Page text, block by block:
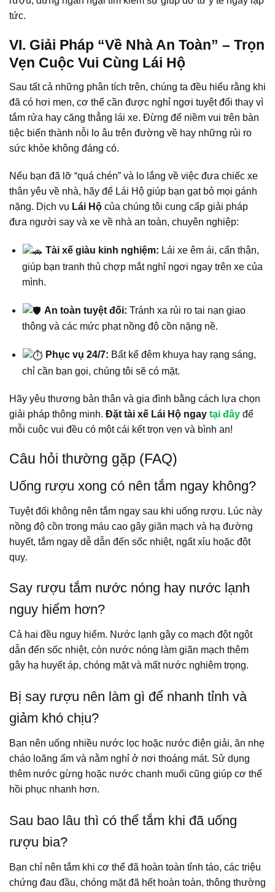
tức.
VI. Giải Pháp “Về Nhà An Toàn” – Trọn
Vẹn Cuộc Vui Cùng Lái Hộ
Sau tất cả những phân tích trên, chúng ta đều hiểu rằng khi
đã có hơi men, cơ thể cần được nghỉ ngơi tuyệt đối thay vì
tắm rửa hay căng thẳng lái xe. Đừng để niềm vui trên bàn
tiệc biến thành nỗi lo âu trên đường về hay những rủi ro
sức khỏe không đáng có.
Nếu bạn đã lỡ “quá chén” và lo lắng về việc đưa chiếc xe
thân yêu về nhà, hãy để Lái Hộ giúp bạn gạt bỏ mọi gánh
nặng. Dịch vụ Lái Hộ của chúng tôi cung cấp giải pháp
đưa người say và xe về nhà an toàn, chuyên nghiệp:
Tài xế giàu kinh nghiệm: Lái xe êm ái, cẩn thận,
giúp bạn tranh thủ chợp mắt nghỉ ngơi ngay trên xe của
mình.
An toàn tuyệt đối: Tránh xa rủi ro tai nạn giao
thông và các mức phạt nồng độ cồn nặng nề.
Phục vụ 24/7: Bất kể đêm khuya hay rạng sáng,
chỉ cần bạn gọi, chúng tôi sẽ có mặt.
Hãy yêu thương bản thân và gia đình bằng cách lựa chọn
giải pháp thông minh. Đặt tài xế Lái Hộ ngay tại đây để
mỗi cuộc vui đều có một cái kết trọn vẹn và bình an!
Câu hỏi thường gặp (FAQ)
Uống rượu xong có nên tắm ngay không?
Tuyệt đối không nên tắm ngay sau khi uống rượu. Lúc này
nồng độ cồn trong máu cao gây giãn mạch và hạ đường
huyết, tắm ngay dễ dẫn đến sốc nhiệt, ngất xỉu hoặc đột
quỵ.
Say rượu tắm nước nóng hay nước lạnh
nguy hiểm hơn?
Cả hai đều nguy hiểm. Nước lạnh gây co mạch đột ngột
dẫn đến sốc nhiệt, còn nước nóng làm giãn mạch thêm
gây hạ huyết áp, chóng mặt và mất nước nghiêm trọng.
Bị say rượu nên làm gì để nhanh tỉnh và
giảm khó chịu?
Bạn nên uống nhiều nước lọc hoặc nước điện giải, ăn nhẹ
cháo loãng ấm và nằm nghỉ ở nơi thoáng mát. Sử dụng
thêm nước gừng hoặc nước chanh muối cũng giúp cơ thể
hồi phục nhanh hơn.
Sau bao lâu thì có thể tắm khi đã uống
rượu bia?
Bạn chỉ nên tắm khi cơ thể đã hoàn toàn tỉnh táo, các triệu
chứng đau đầu, chóng mặt đã hết hoàn toàn, thông thường